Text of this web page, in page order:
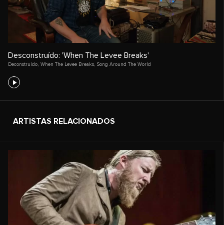
Desconstruído: 'When The Levee Breaks'
Deconstruído, When The Levee Breaks, Song Around The World
ARTISTAS RELACIONADOS